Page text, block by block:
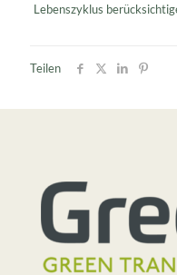
Lebenszyklus
Teilen